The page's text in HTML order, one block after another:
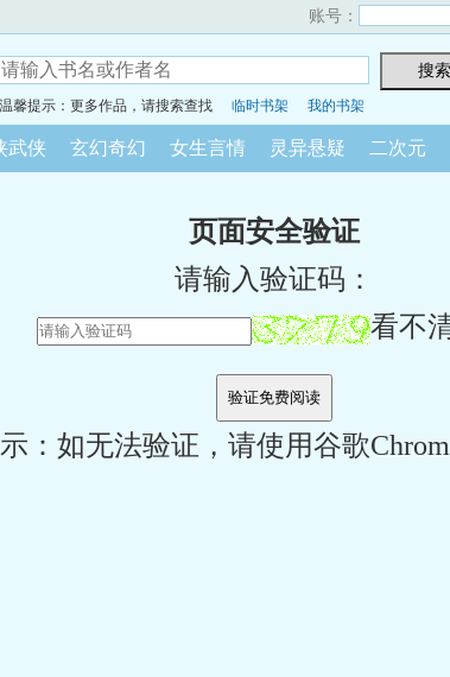
账号：
温馨提示：更多作品，请搜索查找 临时书架 我的书架
武侠 玄幻奇幻 女生言情 灵异悬疑 二次元
页面安全验证
请输入验证码：
看不
：如无法验证，请使用谷歌